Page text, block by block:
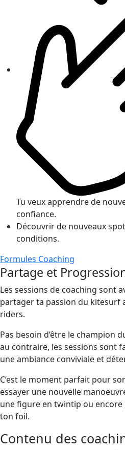
Tu veux apprendre de
confiance.
Découvrir de nouveaux
conditions.
Formules Coaching
Partage et
Les sessions de coaching sont
partager ta passion du kitesurf
riders.
Pas besoin d’être le champion
au contraire, les sessions sont
une ambiance conviviale et
C’est le moment parfait pour
essayer une nouvelle
une figure en twintip ou
ton foil.
Contenu des